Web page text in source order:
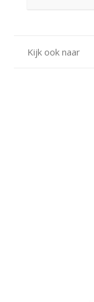
Kijk ook naar